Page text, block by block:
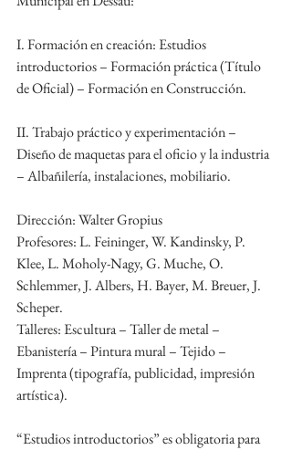
I. Formación en creación: Estudios
introductorios – Formación práctica (Título
de Oficial) – Formación en Construcción.
II. Trabajo práctico y experimentación –
Diseño de maquetas para el oficio y la industria
– Albañilería, instalaciones, mobiliario.
Dirección: Walter Gropius
Profesores: L. Feininger, W. Kandinsky, P.
Klee, L. Moholy-Nagy, G. Muche, O.
Schlemmer, J. Albers, H. Bayer, M. Breuer, J.
Scheper.
Talleres: Escultura – Taller de metal –
Ebanistería – Pintura mural – Tejido –
Imprenta (tipografía, publicidad, impresión
artística).
“Estudios introductorios” es obligatoria para